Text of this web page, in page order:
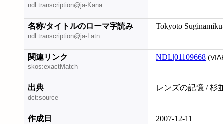
ndl:transcription@ja-Kana
名称/タイトルのローマ字読み
ndl:transcription@ja-Latn
Tokyoto
関連リンク
skos:exactMatch
NDL|01109668
出典
dct:source
レンズの記憶 / 杉
作成日 2007-12-11